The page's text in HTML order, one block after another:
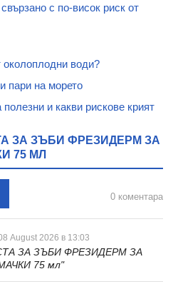
с по-висок риск от
околоплодни води?
пари на морето
и какви рискове крият
ЗА ЗЪБИ ФРЕЗИДЕРМ ЗА
75 МЛ
0 коментара
August 2026 в 13:03
ЗА ЗЪБИ ФРЕЗИДЕРМ ЗА
75 мл"